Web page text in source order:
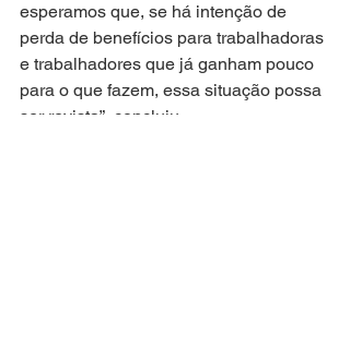
esperamos que, se há intenção de
perda de benefícios para trabalhadoras
e trabalhadores que já ganham pouco
para o que fazem, essa situação possa
ser revista”, concluiu.